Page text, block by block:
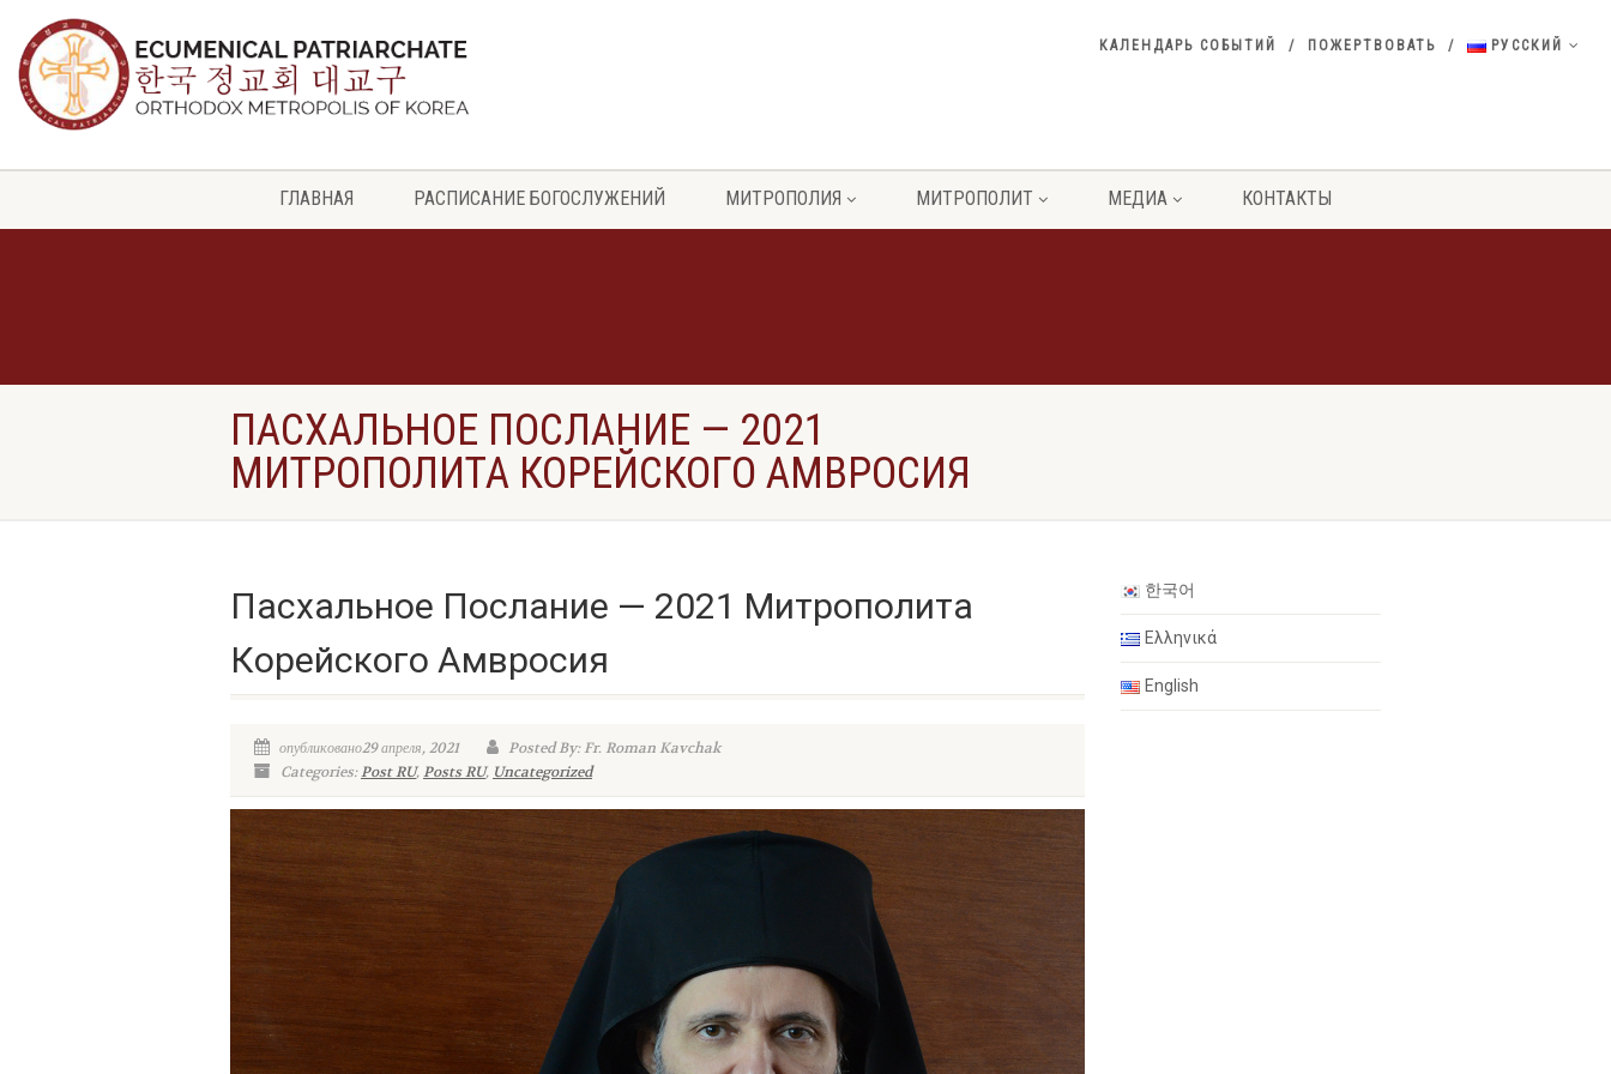
КАЛЕНДАРЬ СОБЫТИЙ ПОЖЕРТВОВАТЬ РУССКИЙ
ГЛАВНАЯ РАСПИСАНИЕ БОГОСЛУЖЕНИЙ МИТРОПОЛИЯ МИТРОПОЛИТ МЕДИА КОНТАКТЫ
ПАСХАЛЬНОЕ ПОСЛАНИЕ — 2021
МИТРОПОЛИТА КОРЕЙСКОГО АМВРОСИЯ
Пасхальное Послание — 2021 Митрополита
Корейского Амвросия
опубликовано29 апреля, 2021
Posted By: Fr. Roman Kavchak
Categories:Post RU,Posts RU, Uncategorized
한국어
Ελληνικά
English